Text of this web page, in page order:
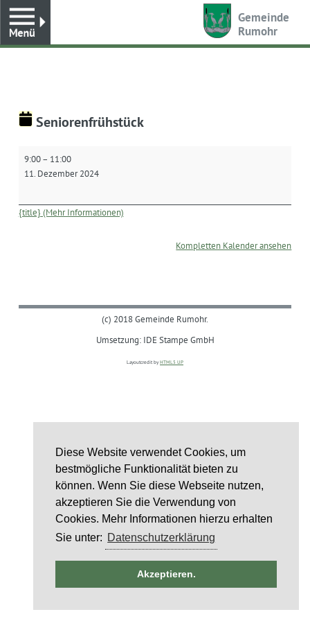
Diese Website verwendet Cookies, um
bestmögliche Funktionalität bieten zu
können. Wenn Sie diese Webseite nutzen,
akzeptieren Sie die Verwendung von
Cookies. Mehr Informationen hierzu erhalten
Sie unter: Datenschutzerklärung
Akzeptieren.
Gemeinde
Rumohr
Seniorenfrühstück
9:00– 11:00
11. Dezember 2024
{title} (Mehr Informationen)
Kompletten Kalender ansehen
(c) 2018 Gemeinde Rumohr.
Umsetzung: IDE Stampe GmbH
Layoutcredit by HTML5 UP